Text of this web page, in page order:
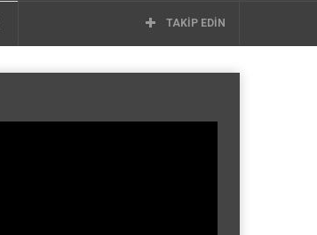
TAKIP EDIN